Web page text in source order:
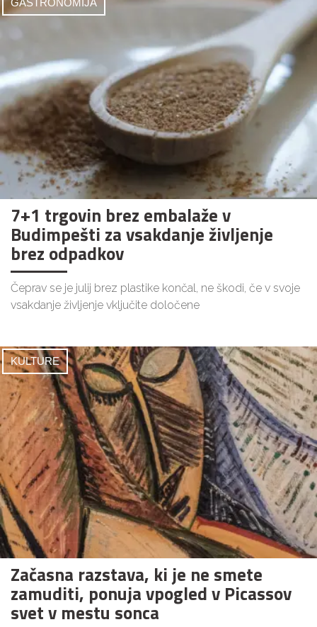
7+1 trgovin brez embalaže v
Budimpešti za vsakdanje življenje
brez odpadkov
Čeprav se je julij brez plastike končal, ne škodi, če v svoje
vsakdanje življenje vključite določene
KULTURE
Začasna razstava, ki je ne smete
zamuditi, ponuja vpogled v Picassov
svet v mestu sonca